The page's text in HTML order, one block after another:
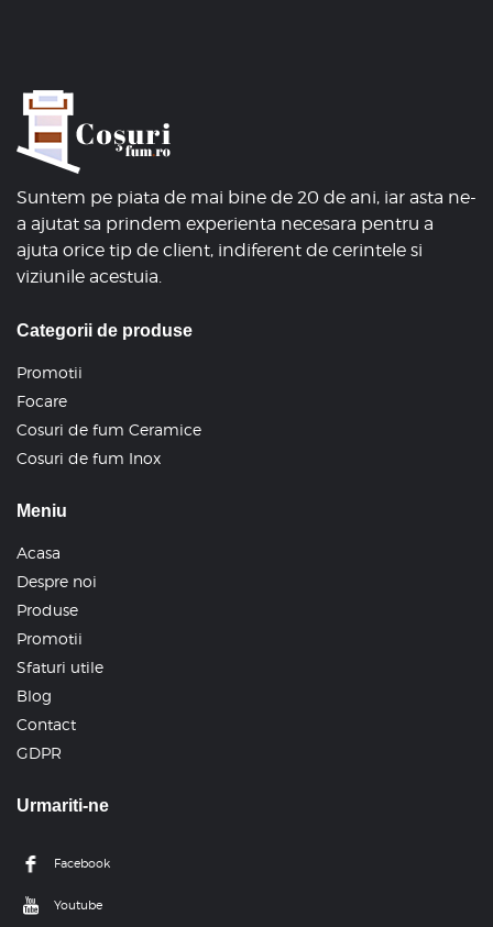
Suntem pe piata de mai bine de 20 de ani, iar asta ne-
a ajutat sa prindem experienta necesara pentru a
ajuta orice tip de client, indiferent de cerintele si
viziunile acestuia.
Categorii de produse
Promotii
Focare
Cosuri de fum Ceramice
Cosuri de fum Inox
Meniu
Acasa
Despre noi
Produse
Promotii
Sfaturi utile
Blog
Contact
GDPR
Urmariti-ne
Facebook
Youtube